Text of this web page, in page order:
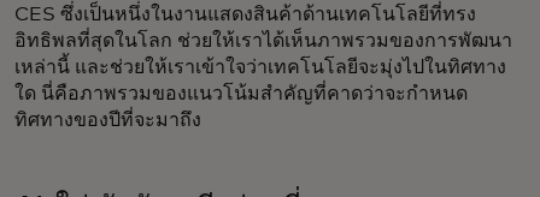
CES ซึ่งเป็นหนึ่งในงานแสดงสินค้าด้านเทคโนโลยีที่ทรง
อิทธิพลที่สุดในโลก ช่วยให้เราได้เห็นภาพรวมของการพัฒนา
เหล่านี้ และช่วยให้เราเข้าใจว่าเทคโนโลยีจะมุ่งไปในทิศทาง
ใด นี่คือภาพรวมของแนวโน้มสำคัญที่คาดว่าจะกำหนด
ทิศทางของปีที่จะมาถึง